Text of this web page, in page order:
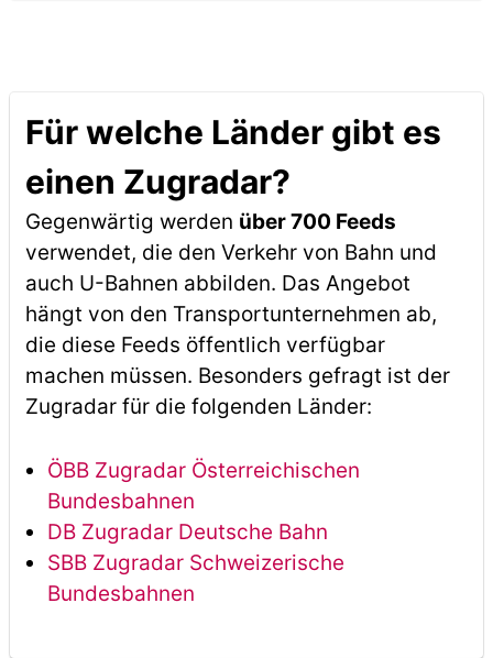
Für welche Länder gibt es
einen Zugradar?
Gegenwärtig werden über 700 Feeds
verwendet, die den Verkehr von Bahn und
auch U-Bahnen abbilden. Das Angebot
hängt von den Transportunternehmen ab,
die diese Feeds öffentlich verfügbar
machen müssen. Besonders gefragt ist der
Zugradar für die folgenden Länder:
ÖBB Zugradar Österreichischen
Bundesbahnen
DB Zugradar Deutsche Bahn
SBB Zugradar Schweizerische
Bundesbahnen